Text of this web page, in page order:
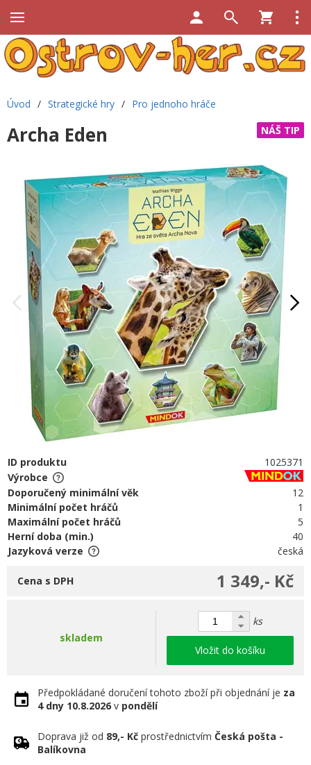
Úvod / Strategické hry / Pro jednoho hráče
NÁŠ TIP
Archa Eden
ID produktu
1025371
Výrobce
Doporučený minimální věk
12
Minimální počet hráčů
1
Maximální počet hráčů
5
Herní doba (min.)
40
Jazyková verze
česká
1 349,- Kč
Cena s DPH
skladem
ks
Vložit do košíku
Předpokládané doručení tohoto zboží při objednání je za
4 dny 10.8.2026 v pondělí
Doprava již od 89,- Kč prostřednictvím Česká pošta -
Balíkovna